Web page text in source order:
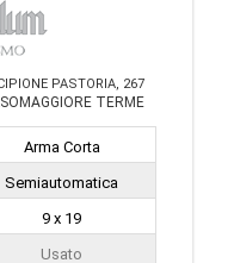
PASTORIA, 267
TERME
Arma Corta
Semiautomatica
9 x 19
Usato